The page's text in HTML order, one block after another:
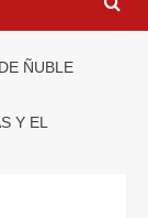
ÑUBLE
Y EL